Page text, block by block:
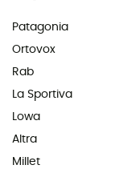
Patagonia
Ortovox
Rab
La Sportiva
Lowa
Altra
Millet